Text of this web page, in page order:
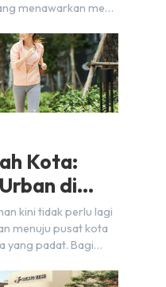
menawarkan menu
(WFC) maupun
Kabar
di lokasi-lokasi
Kota:
di
kini tidak perlu lagi
menuju pusat kota
yang padat. Bagi
rindang, estetik, dan